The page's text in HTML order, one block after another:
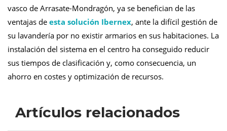
vasco de Arrasate-Mondragón, ya se benefician de las
ventajas de esta solución Ibernex, ante la difícil gestión de
su lavandería por no existir armarios en sus habitaciones. La
instalación del sistema en el centro ha conseguido reducir
sus tiempos de clasificación y, como consecuencia, un
ahorro en costes y optimización de recursos.
Artículos relacionados